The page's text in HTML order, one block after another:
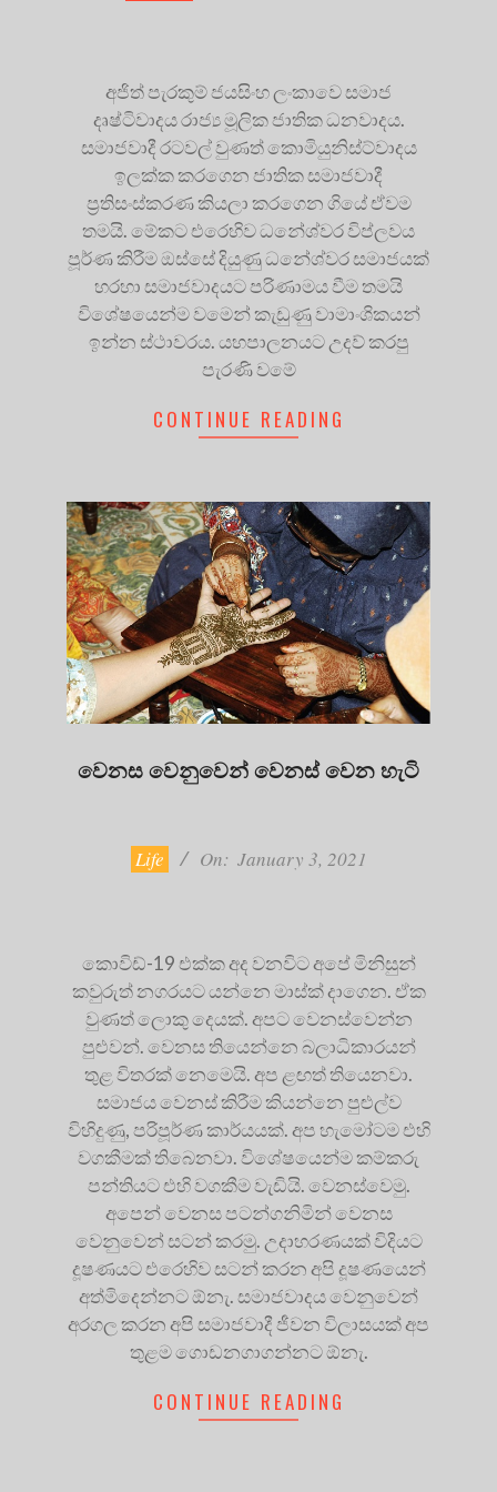
අජිත් පැරකුම් ජයසිංහ ලංකාවෙ සමාජ
දෘෂ්ටිවාදය රාජ්‍ය මූලික ජාතික ධනවාදය.
සමාජවාදී රටවල් වුණත් කොමියුනිස්ට්වාදය
ඉලක්ක කරගෙන ජාතික සමාජවාදී
ප්‍රතිසංස්කරණ කියලා කරගෙන ගියේ ඒවම
තමයි. මේකට එරෙහිව ධනේශ්වර විප්ලවය
පූර්ණ කිරීම ඔස්සේ දියුණු ධනේශ්වර සමාජයක්
හරහා සමාජවාදයට පරිණාමය වීම තමයි
විශේෂයෙන්ම වමෙන් කැඩුණු වාමාංශිකයන්
ඉන්න ස්ථාවරය. යහපාලනයට උදව් කරපු
පැරණි වමේ
CONTINUE READING
වෙනස වෙනුවෙන් වෙනස් වෙන හැටි
Life On: January 3, 2021
කොවිඩ්-19 එක්ක අද වනවිට අපේ මිනිසුන්
කවුරුත් නගරයට යන්නෙ මාස්ක් දාගෙන. ඒක
වුණත් ලොකු දෙයක්. අපට වෙනස්වෙන්න
පුළුවන්. වෙනස තියෙන්නෙ බලාධිකාරයන්
තුළ විතරක් නෙමෙයි. අප ළඟත් තියෙනවා.
සමාජය වෙනස් කිරීම කියන්නෙ පුළුල්ව
විහිදුණු, පරිපූර්ණ කාර්යයක්. අප හැමෝටම එහි
වගකීමක් තිබෙනවා. විශේෂයෙන්ම කම්කරු
පන්තියට එහි වගකීම වැඩියි. වෙනස්වෙමු.
අපෙන් වෙනස පටන්ගනිමින් වෙනස
වෙනුවෙන් සටන් කරමු. උදාහරණයක් විදියට
දූෂණයට එරෙහිව සටන් කරන අපි දූෂණයෙන්
අත්මිදෙන්නට ඕනැ. සමාජවාදය වෙනුවෙන්
අරගල කරන අපි සමාජවාදී ජීවන විලාසයක් අප
තුළම ගොඩනගාගන්නට ඕනැ.
CONTINUE READING